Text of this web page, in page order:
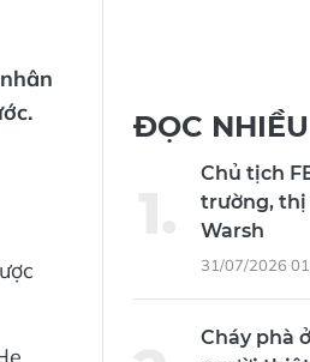
ĐỌC
Chủ tịch
trường, thị
Warsh
Cháy phà
người